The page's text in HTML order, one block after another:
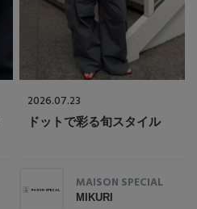
2026.07.23
ドットで彩る旬スタイル
MAISON SPECIAL
MIKURI